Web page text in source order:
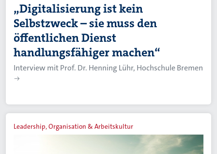
„Digitalisierung ist kein
Selbstzweck – sie muss den
öffentlichen Dienst
handlungsfähiger machen“
Interview mit Prof. Dr. Henning Lühr, Hochschule Bremen
Leadership, Organisation & Arbeitskultur